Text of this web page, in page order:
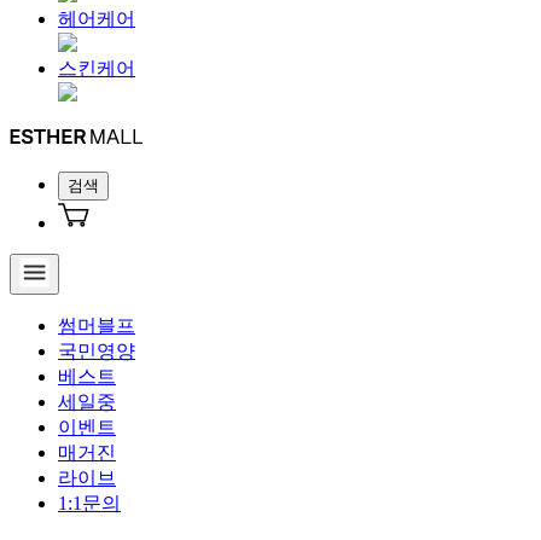
헤어케어
스킨케어
검색
썸머블프
국민영양
베스트
세일중
이벤트
매거진
라이브
1:1문의